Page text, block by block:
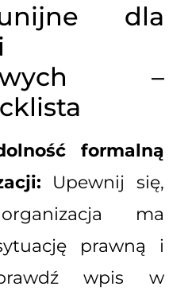
dla
–
formalną
Upewnij się,
ma
prawną i
wpis w